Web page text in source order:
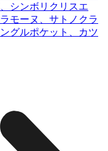
シンボリクリスエ
モーヌ、サトノクラ
グルポケット、カツ